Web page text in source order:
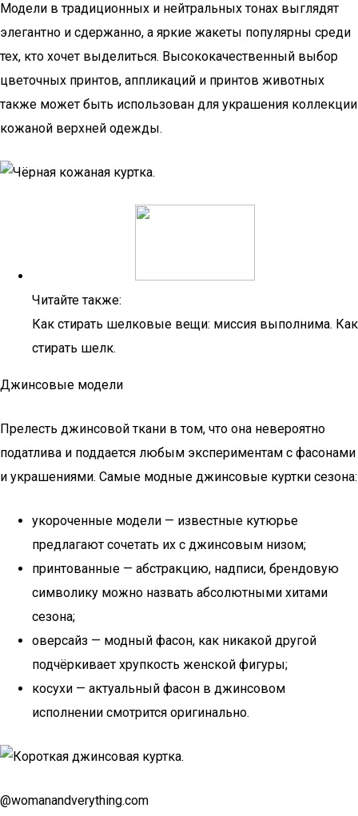
Модели в традиционных и нейтральных тонах выглядят
элегантно и сдержанно, а яркие жакеты популярны среди
тех, кто хочет выделиться. Высококачественный выбор
цветочных принтов, аппликаций и принтов животных
также может быть использован для украшения коллекции
кожаной верхней одежды.
Читайте также:
Как стирать шелковые вещи: миссия выполнима. Как
стирать шелк.
Джинсовые модели
Прелесть джинсовой ткани в том, что она невероятно
податлива и поддается любым экспериментам с фасонами
и украшениями. Самые модные джинсовые куртки сезона:
укороченные модели — известные кутюрье
предлагают сочетать их с джинсовым низом;
принтованные — абстракцию, надписи, брендовую
символику можно назвать абсолютными хитами
сезона;
оверсайз — модный фасон, как никакой другой
подчёркивает хрупкость женской фигуры;
косухи — актуальный фасон в джинсовом
исполнении смотрится оригинально.
@womanandverything.com